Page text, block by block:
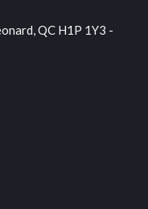
QC H1P 1Y3 -